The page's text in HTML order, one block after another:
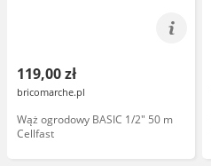
119,00 zł
bricomarche.pl
Wąż ogrodowy BASIC 1/2" 50 m
Cellfast